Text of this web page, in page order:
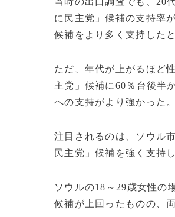
に民主党」候補の支持率
候補をより多く支持した
ただ、年代が上がるほど
主党」候補に60％台後半
への支持がより強かった。
注目されるのは、ソウル
民主党」候補を強く支持
ソウルの18～29歳女性の
候補が上回ったものの、